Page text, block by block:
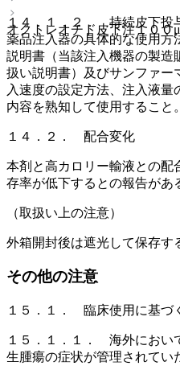
オクトレオチド皮下注１００
１４．１．２． 持続皮下投
薬品注入器の具体的な使用方
説明書（当該注入機器の製造
扱い説明書）及びサンファー
入速度の設定方法、注入液
内容を熟知して使用すること。
１４．２． 配合変化
本剤と高カロリー輸液との配
存率が低下するとの報告があ
（取扱い上の注意）
外箱開封後は遮光して保存す
その他の注意
１５．１． 臨床使用に基づ
１５．１．１． 海外におい
生腫瘍の症状が管理されてい